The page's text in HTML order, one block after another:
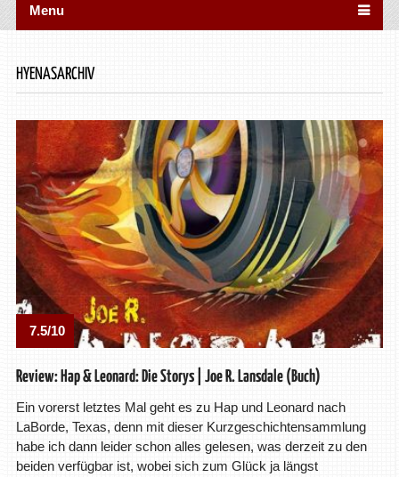
Menu
HYENASARCHIV
7.5/10
Review: Hap & Leonard: Die Storys | Joe R. Lansdale (Buch)
Ein vorerst letztes Mal geht es zu Hap und Leonard nach
LaBorde, Texas, denn mit dieser Kurzgeschichtensammlung
habe ich dann leider schon alles gelesen, was derzeit zu den
beiden verfügbar ist, wobei sich zum Glück ja längst